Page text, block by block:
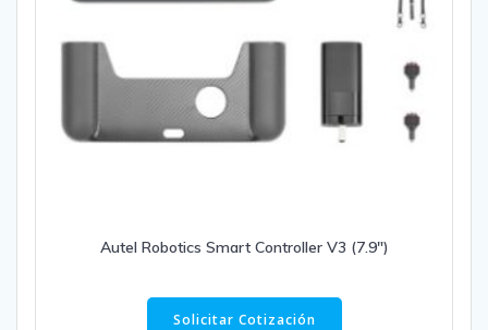
Autel Robotics Smart Controller V3 (7.9″)
Solicitar Cotización